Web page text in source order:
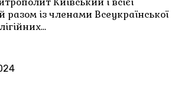
разом із членами Всеукраїнської